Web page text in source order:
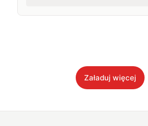
Załaduj więcej